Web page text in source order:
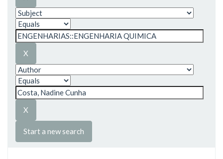
Start a new search